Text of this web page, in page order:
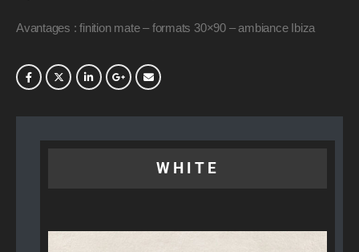
Avantages : finition mate – formats 30×90 – ambiance Ibiza
WHITE